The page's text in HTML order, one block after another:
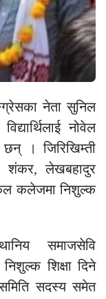
नेता सुनिल
नोवेल
छन् । जिरिखिम्ती
शंकर, लेखबहादुर
कलेजमा निशुल्क
समाजसेवि
शिक्षा दिने
सदस्य समेत